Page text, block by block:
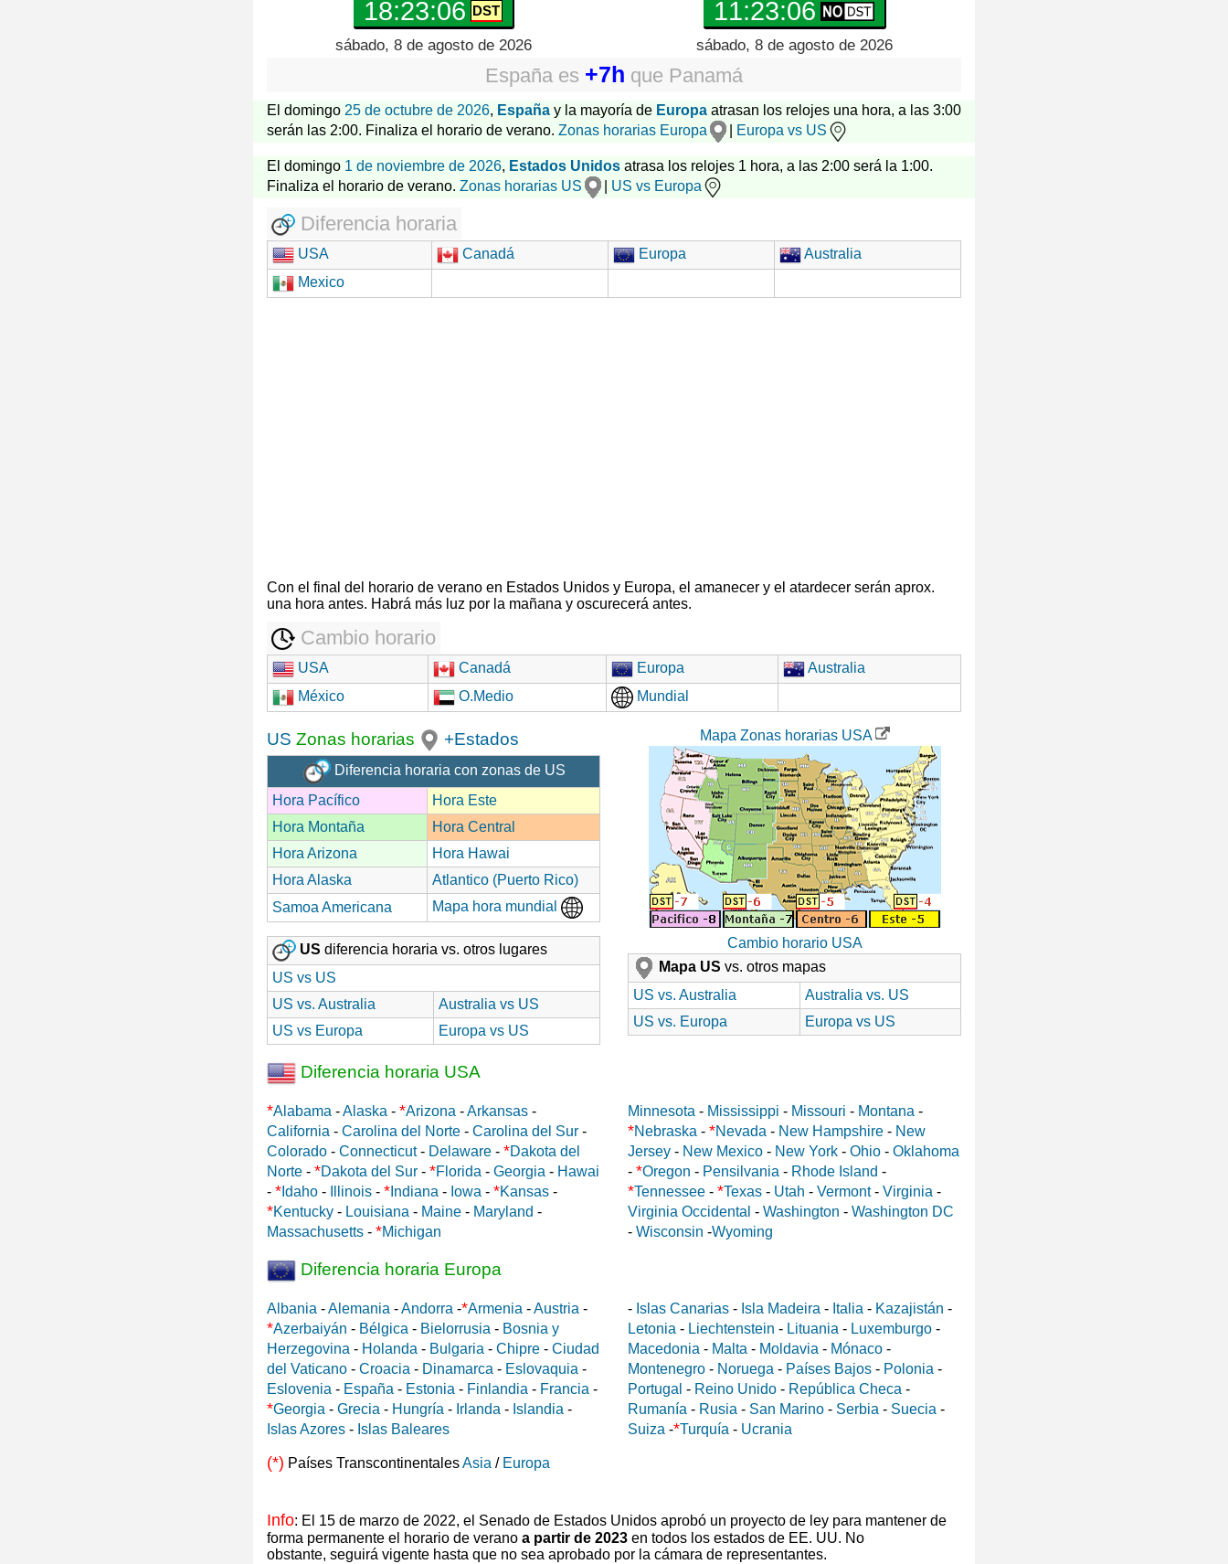
18:23:07
sábado, 8 de agosto de 2026
11:23:07
sábado, 8 de agosto de 2026
España es +7h que Panamá
El domingo 25 de octubre de 2026, España y la mayoría de Europa atrasan los relojes una hora, a las 3:00
serán las 2:00. Finaliza el horario de verano. Zonas horarias Europa Europa vs US
El domingo 1 de noviembre de 2026, Estados Unidos atrasa los relojes 1 hora, a las 2:00 será la 1:00.
Finaliza el horario de verano. Zonas horarias US US vs Europa
Diferencia horaria
USA Canadá Europa
Australia
Mexico
Con el final del horario de verano en Estados Unidos y Europa, el amanecer y el atardecer serán aprox.
una hora antes. Habrá más luz por la mañana y oscurecerá antes.
Cambio horario
USA Canadá Europa
Australia
México
O.Medio Mundial
US Zonas horarias +Estados
Diferencia horaria con zonas de US
Hora Pacífico
Hora Este
Hora Montaña
Hora Central
Hora Arizona
Hora Hawai
Hora Alaska
Atlantico (Puerto Rico)
Samoa Americana
Mapa hora mundial
US diferencia horaria vs. otros lugares
US vs US
US vs. Australia
Australia vs US
US vs Europa
Europa vs US
Mapa Zonas horarias USA
Cambio horario USA
Mapa US vs. otros mapas
US vs. Australia
Australia vs. US
US vs. Europa
Europa vs US
Diferencia horaria USA
*Alabama -Alaska - *Arizona -Arkansas -
California - Carolina del Norte - Carolina del Sur -
Colorado - Connecticut- Delaware - *Dakota del
Norte - *Dakota del Sur - *Florida - Georgia - Hawai
- * Idaho - Illinois - * Indiana - Iowa - *Kansas -
*Kentucky - Louisiana - Maine - Maryland -
Massachusetts - *Michigan
Minnesota - Mississippi - Missouri - Montana -
*Nebraska - *Nevada - New Hampshire - New
Jersey - New Mexico - New York - Ohio - Oklahoma
- *Oregon - Pensilvania - Rhode Island -
*Tennessee - *Texas - Utah - Vermont- Virginia -
Virginia Occidental - Washington - Washington DC
- Wisconsin -Wyoming
Diferencia horaria Europa
Albania -Alemania -Andorra -*Armenia -Austria -
*Azerbaiyán - Bélgica - Bielorrusia - Bosnia y
Herzegovina - Holanda - Bulgaria - Chipre - Ciudad
del Vaticano - Croacia - Dinamarca - Eslovaquia -
Eslovenia - España - Estonia - Finlandia - Francia -
*Georgia - Grecia - Hungría - Irlanda - Islandia -
Islas Azores - Islas Baleares
- Islas Canarias - Isla Madeira - Italia - Kazajistán -
Letonia - Liechtenstein - Lituania - Luxemburgo -
Macedonia - Malta - Moldavia - Mónaco -
Montenegro - Noruega - Países Bajos - Polonia -
Portugal - Reino Unido - República Checa -
Rumanía - Rusia - San Marino - Serbia - Suecia -
Suiza -*Turquía - Ucrania
(*) Países TranscontinentalesAsia / Europa
Info: El 15 de marzo de 2022, el Senado de Estados Unidos aprobó un proyecto de ley para mantener de
forma permanente el horario de verano a partir de 2023 en todos los estados de EE. UU. No
obstante, seguirá vigente hasta que no sea aprobado por la cámara de representantes.